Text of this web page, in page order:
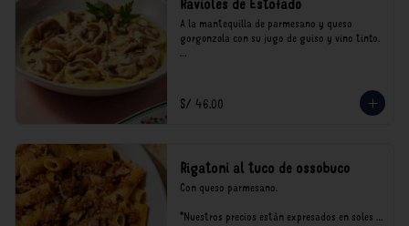
A la mantequilla de parmesano y queso
gorgonzola con su jugo de guiso y vino tinto.
consumo.
S/ 46.00
Rigatoni al tuco de ossobuco
Con queso parmesano.
*Nuestros precios están expresados en soles e